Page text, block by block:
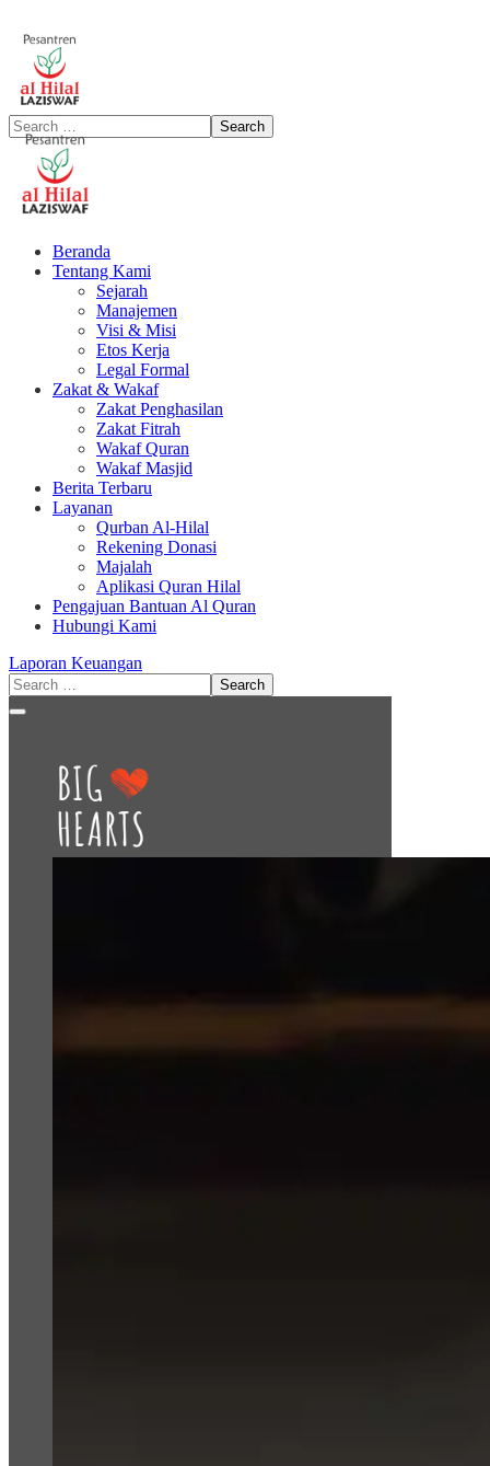
Beranda
Tentang Kami
Sejarah
Manajemen
Visi & Misi
Etos Kerja
Legal Formal
Zakat & Wakaf
Zakat Penghasilan
Zakat Fitrah
Wakaf Quran
Wakaf Masjid
Berita Terbaru
Layanan
Qurban Al-Hilal
Rekening Donasi
Majalah
Aplikasi Quran Hilal
Pengajuan Bantuan Al Quran
Hubungi Kami
Laporan Keuangan